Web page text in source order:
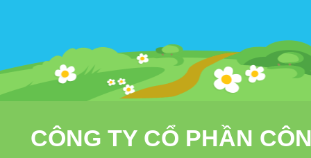
CÔNG TY CỔ PHẦN